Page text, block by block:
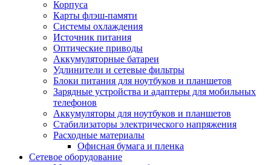
Корпуса
Карты флэш-памяти
Системы охлаждения
Источник питания
Оптические приводы
Аккумуляторные батареи
Удлинители и сетевые фильтры
Блоки питания для ноутбуков и планшетов
Зарядные устройства и адаптеры для мобильных
телефонов
Аккумуляторы для ноутбуков и планшетов
Стабилизаторы электрического напряжения
Расходные материалы
Офисная бумага и пленка
Сетевое оборудование